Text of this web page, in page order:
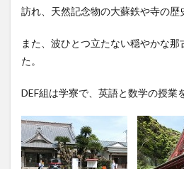
訪れ、天然記念物の大蘇鉄や寺の歴
また、波ひとつ立たない穏やかな
た。
DEF組は学寮で、英語と数学の授業